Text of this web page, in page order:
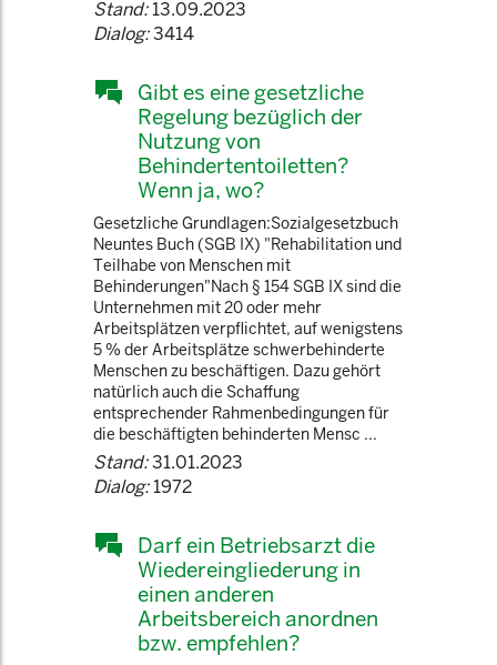
Stand:13.09.2023
Dialog:3414
Gibt es eine gesetzliche
Regelung bezüglich der
Nutzung von
Behindertentoiletten?
Wenn ja, wo?
Gesetzliche Grundlagen:Sozialgesetzbuch
Neuntes Buch (SGB IX) "Rehabilitation und
Teilhabe von Menschen mit
Behinderungen"Nach § 154 SGB IX sind die
Unternehmen mit 20 oder mehr
Arbeitsplätzen verpflichtet, auf wenigstens
5 % der Arbeitsplätze schwerbehinderte
Menschen zu beschäftigen. Dazu gehört
natürlich auch die Schaffung
entsprechender Rahmenbedingungen für
die beschäftigten behinderten Mensc ...
Stand:31.01.2023
Dialog:1972
Darf ein Betriebsarzt die
Wiedereingliederung in
einen anderen
Arbeitsbereich anordnen
bzw. empfehlen?